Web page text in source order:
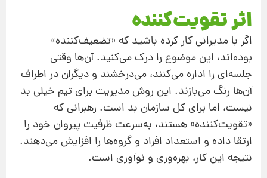
اثر تقویت‌کننده
اگر با مدیرانی کار کرده باشید که «تضعیف‌کننده»
بوده‌اند، این موضوع را درک می‌کنید. آن‌ها وقتی
جلسه‌ای را اداره می‌کنند، می‌درخشند و دیگران در اطراف
آن‌ها رنگ می‌بازند. این روش مدیریت برای تیم خیلی بد
نیست، اما برای کل سازمان بد است. رهبرانی که
«تقویت‌کننده» هستند، به‌سرعت ظرفیت پیروان خود را
ارتقا داده و استعداد افراد و گروه‌ها را افزایش می‌دهند.
نتیجه این کار، بهره‌وری و نوآوری است.